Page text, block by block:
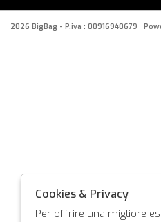
2026 BigBag - P.iva : 00916940679
Cookies & Privacy
Per offrire una migliore